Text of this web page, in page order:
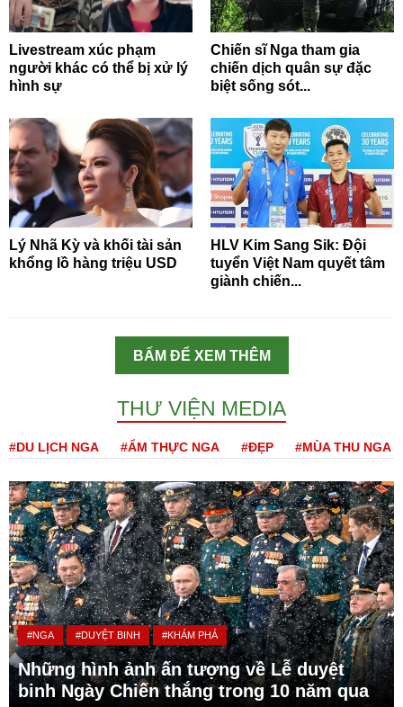
Livestream xúc phạm
người khác có thể bị xử lý
hình sự
Chiến sĩ Nga tham gia
chiến dịch quân sự đặc
biệt sống sót...
Lý Nhã Kỳ và khối tài sản
khổng lồ hàng triệu USD
HLV Kim Sang Sik: Đội
tuyển Việt Nam quyết tâm
giành chiến...
BẤM ĐỂ XEM THÊM
THƯ VIỆN MEDIA
#DU LỊCH NGA #ẨM THỰC NGA #ĐẸP #MÙA THU NGA
#NGA #DUYỆT BINH #KHÁM PHÁ
Những hình ảnh ấn tượng về Lễ duyệt
binh Ngày Chiến thắng trong 10 năm qua